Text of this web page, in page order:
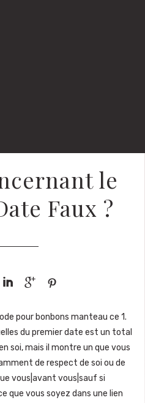
le
Faux ?
  
pour bonbons manteau ce 1.
du premier date est un total
soi, mais il montre un que vous
de respect de soi ou de
vous|avant vous|sauf si
que vous soyez dans une lien